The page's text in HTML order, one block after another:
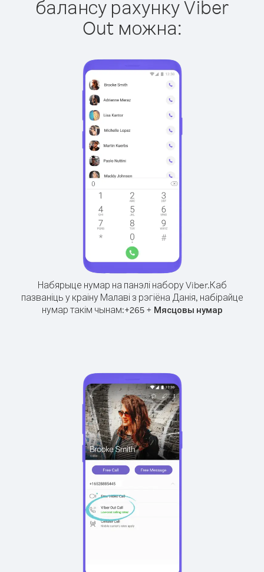
балансу рахунку Viber
Out можна:
Набярыце нумар на панэлі набору Viber.Каб
пазваніць у краіну Малаві з рэгіёна Данія, набірайце
нумар такім чынам:+265+ Мясцовы нумар